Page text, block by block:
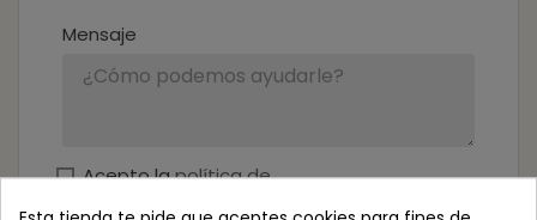
Mensaje
Acepto lapolítica de